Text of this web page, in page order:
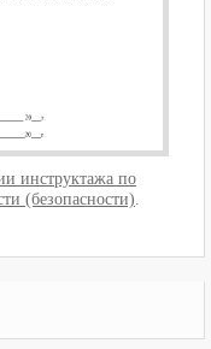
инструктажа по
(безопасности)